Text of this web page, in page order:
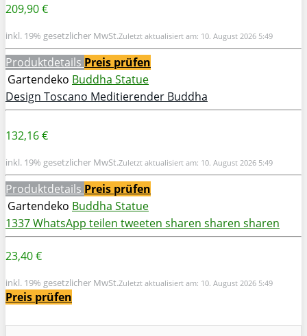
209,90 €
inkl. 19% gesetzlicher MwSt.Zuletzt aktualisiert am: 10. August 2026 5:49
Produktdetails Preis prüfen
Gartendeko Buddha Statue
Design Toscano Meditierender Buddha
132,16 €
inkl. 19% gesetzlicher MwSt.Zuletzt aktualisiert am: 10. August 2026 5:49
Produktdetails Preis prüfen
Gartendeko Buddha Statue
1337WhatsApp teilen tweeten sharen sharen sharen
23,40 €
inkl. 19% gesetzlicher MwSt.Zuletzt aktualisiert am: 10. August 2026 5:49
Preis prüfen